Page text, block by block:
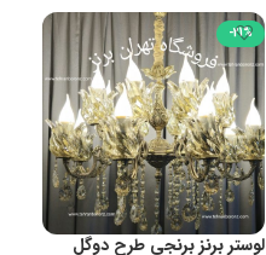
-21%
لوستر برنز برنجی طرح دوگل